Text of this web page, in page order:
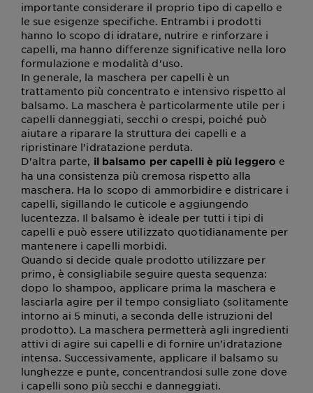
importante considerare il proprio tipo di capello e
le sue esigenze specifiche. Entrambi i prodotti
hanno lo scopo di idratare, nutrire e rinforzare i
capelli, ma hanno differenze significative nella loro
formulazione e modalità d'uso.
In generale, la maschera per capelli è un
trattamento più concentrato e intensivo rispetto al
balsamo. La maschera è particolarmente utile per i
capelli danneggiati, secchi o crespi, poiché può
aiutare a riparare la struttura dei capelli e a
ripristinare l’idratazione perduta.
D'altra parte, il balsamo per capelli è più leggero e
ha una consistenza più cremosa rispetto alla
maschera. Ha lo scopo di ammorbidire e districare i
capelli, sigillando le cuticole e aggiungendo
lucentezza. Il balsamo è ideale per tutti i tipi di
capelli e può essere utilizzato quotidianamente per
mantenere i capelli morbidi.
Quando si decide quale prodotto utilizzare per
primo, è consigliabile seguire questa sequenza:
dopo lo shampoo, applicare prima la maschera e
lasciarla agire per il tempo consigliato (solitamente
intorno ai 5 minuti, a seconda delle istruzioni del
prodotto). La maschera permetterà agli ingredienti
attivi di agire sui capelli e di fornire un’idratazione
intensa. Successivamente, applicare il balsamo su
lunghezze e punte, concentrandosi sulle zone dove
i capelli sono più secchi e danneggiati.